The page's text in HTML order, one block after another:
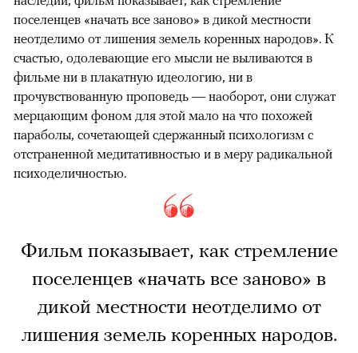
поселенцев «начать все заново» в дикой местности
неотделимо от лишения земель коренных народов». К
счастью, одолевающие его мысли не выливаются в
фильме ни в плакатную идеологию, ни в
прочувствованную проповедь — наоборот, они служат
мерцающим фоном для этой мало на что похожей
параболы, сочетающей сдержанный психологизм с
отстраненной медитативностью и в меру радикальной
психоделичностью.
Фильм показывает, как стремление
поселенцев «начать все заново» в
дикой местности неотделимо от
лишения земель коренных народов.